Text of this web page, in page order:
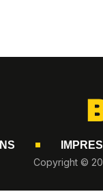
Copyright ©